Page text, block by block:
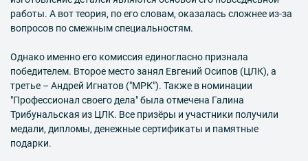
работы. А вот теория, по его словам, оказалась сложнее из-за
вопросов по смежным специальностям.
Однако именно его комиссия единогласно признала
победителем. Второе место занял Евгений Осипов (ЦЛК), а
третье – Андрей Игнатов ("МРК"). Также в номинации
"Профессионал своего дела" была отмечена Галина
Трибунальская из ЦЛК. Все призёры и участники получили
медали, дипломы, денежные сертификаты и памятные
подарки.